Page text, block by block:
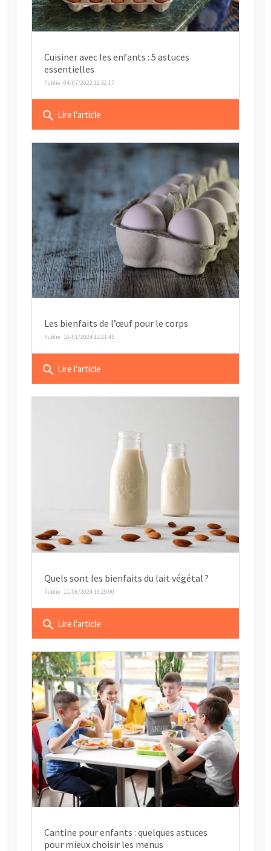
Cuisiner avec les enfants : 5 astuces
essentielles
Publié : 04/07/2022 12:52:17
search Lire l'article
Les bienfaits de l’œuf pour le corps
Publié : 16/01/2024 12:21:45
search Lire l'article
Quels sont les bienfaits du lait végétal ?
Publié : 11/06/2024 18:29:00
search Lire l'article
Cantine pour enfants : quelques astuces
pour mieux choisir les menus